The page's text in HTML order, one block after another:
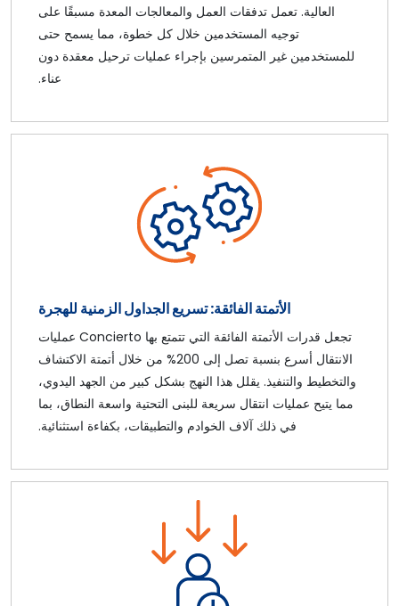
العالية. تعمل تدفقات العمل والمعالجات المعدة مسبقًا على
توجيه المستخدمين خلال كل خطوة، مما يسمح حتى
للمستخدمين غير المتمرسين بإجراء عمليات ترحيل معقدة دون
عناء.
الأتمتة الفائقة: تسريع الجداول الزمنية للهجرة
تجعل قدرات الأتمتة الفائقة التي تتمتع بها Concierto عمليات
الانتقال أسرع بنسبة تصل إلى 200% من خلال أتمتة الاكتشاف
والتخطيط والتنفيذ. يقلل هذا النهج بشكل كبير من الجهد اليدوي،
مما يتيح عمليات انتقال سريعة للبنى التحتية واسعة النطاق، بما
في ذلك آلاف الخوادم والتطبيقات، بكفاءة استثنائية.